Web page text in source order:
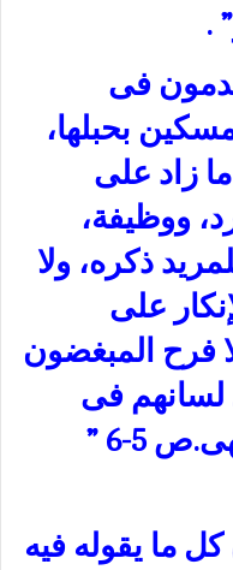
.
فى
بحبلها،
زاد على
ووظيفة،
ذكره، ولا
على
فرح المبغضون
لسانهم فى
الانتقاد على أهلها ” إنتهى.ص 5-6 ”
ما يقوله فيه